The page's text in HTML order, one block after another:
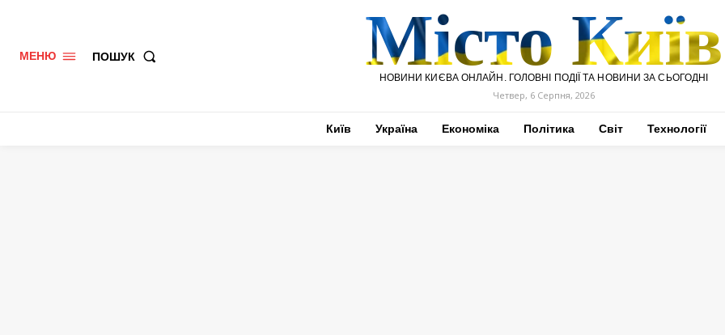
МЕНЮ ПОШУК Місто Київ
НОВИНИ КИЄВА ОНЛАЙН. ГОЛОВНІ ПОДІЇ ТА НОВИНИ ЗА СЬОГОДНІ
Четвер, 6 Серпня, 2026
Київ Україна Економіка Політика Світ Технології